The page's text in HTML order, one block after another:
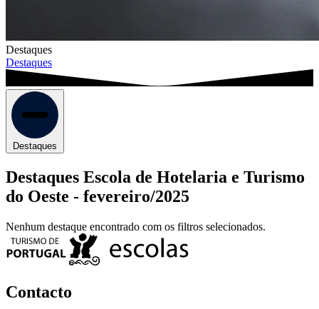
Destaques
Destaques
Destaques
Destaques Escola de Hotelaria e Turismo
do Oeste - fevereiro/2025
Nenhum destaque encontrado com os filtros selecionados.
Contacto